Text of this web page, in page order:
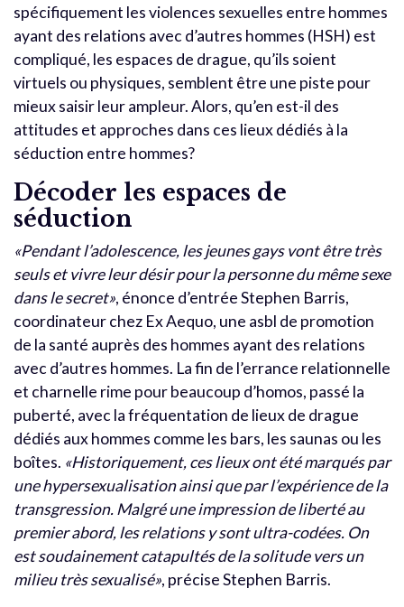
spécifiquement les violences sexuelles entre hommes
ayant des relations avec d’autres hommes (HSH) est
compliqué, les espaces de drague, qu’ils soient
virtuels ou physiques, semblent être une piste pour
mieux saisir leur ampleur. Alors, qu’en est-il des
attitudes et approches dans ces lieux dédiés à la
séduction entre hommes?
Décoder les espaces de
séduction
«Pendant l’adolescence, les jeunes gays vont être très
seuls et vivre leur désir pour la personne du même sexe
dans le secret», énonce d’entrée Stephen Barris,
coordinateur chez Ex Aequo, une asbl de promotion
de la santé auprès des hommes ayant des relations
avec d’autres hommes. La fin de l’errance relationnelle
et charnelle rime pour beaucoup d’homos, passé la
puberté, avec la fréquentation de lieux de drague
dédiés aux hommes comme les bars, les saunas ou les
boîtes. «Historiquement, ces lieux ont été marqués par
une hypersexualisation ainsi que par l’expérience de la
transgression. Malgré une impression de liberté au
premier abord, les relations y sont ultra-codées. On
est soudainement catapultés de la solitude vers un
milieu très sexualisé», précise Stephen Barris.